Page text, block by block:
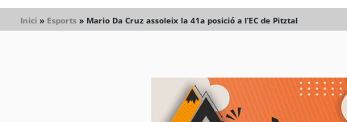
Inici » Esports » Mario Da Cruz assoleix la 41a posició a l’EC de Pitztal